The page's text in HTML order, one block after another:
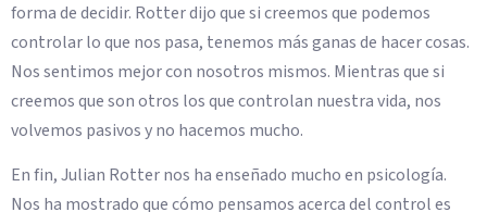
forma de decidir. Rotter dijo que si creemos que podemos
controlar lo que nos pasa, tenemos más ganas de hacer cosas.
Nos sentimos mejor con nosotros mismos. Mientras que si
creemos que son otros los que controlan nuestra vida, nos
volvemos pasivos y no hacemos mucho.
En fin, Julian Rotter nos ha enseñado mucho en psicología.
Nos ha mostrado que cómo pensamos acerca del control es